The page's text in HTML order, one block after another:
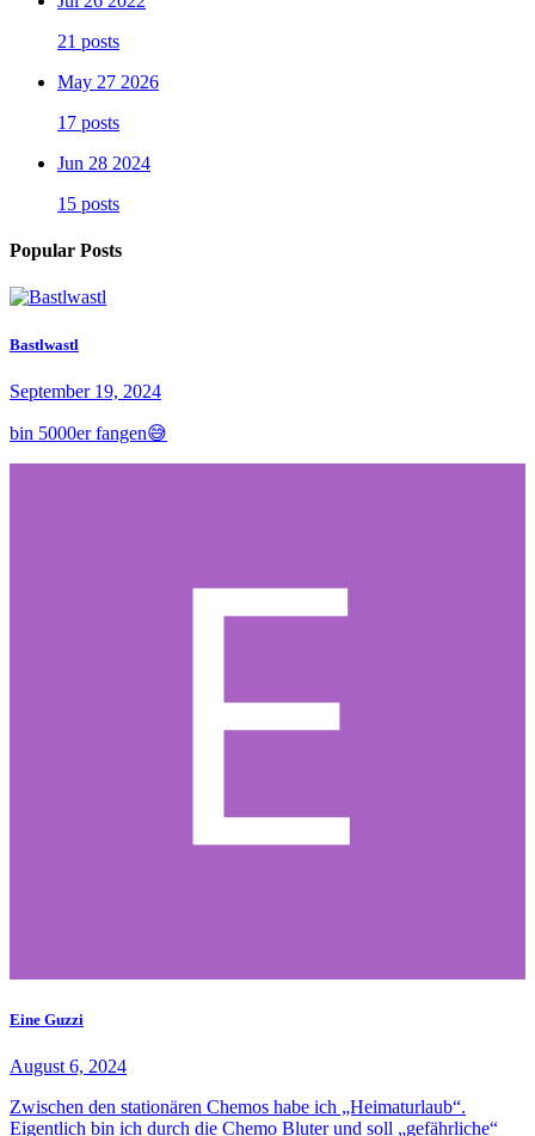
21 posts
May 27 2026
17 posts
Jun 28 2024
15 posts
Popular Posts
Bastlwastl
September 19, 2024
bin 5000er fangen😅
Eine Guzzi
August 6, 2024
Zwischen den stationären Chemos habe ich „Heimaturlaub“.
Eigentlich bin ich durch die Chemo Bluter und soll „gefährliche“